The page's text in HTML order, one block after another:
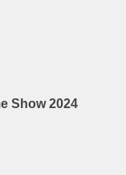
Show 2024